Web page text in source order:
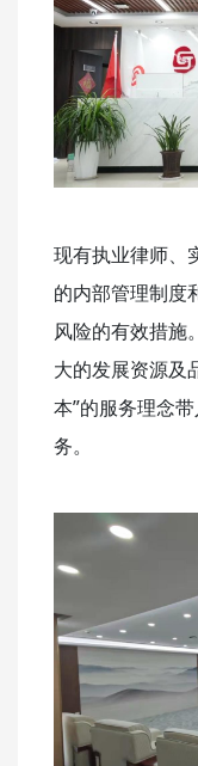
现有执业律师、
的内部管理制度
风险的有效措施
大的发展资源及
本”的服务理念
务。